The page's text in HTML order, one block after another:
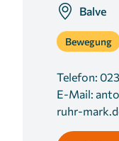
Balve
Bewegung
Telefon:
E-Mail:
ruhr-
Cookie
3 Monate